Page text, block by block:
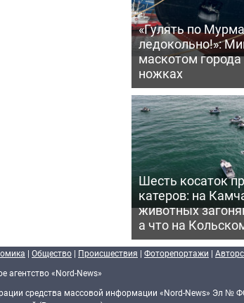
«Гулять по
ледокольно!»:
маскотом
ножках
Шесть косаток
катеров: на
животных
а что на
| Общество | Происшествия | Фоторепортажи |
агентство «Nord-News»
средства массовой информации «Nord-News» Эл №